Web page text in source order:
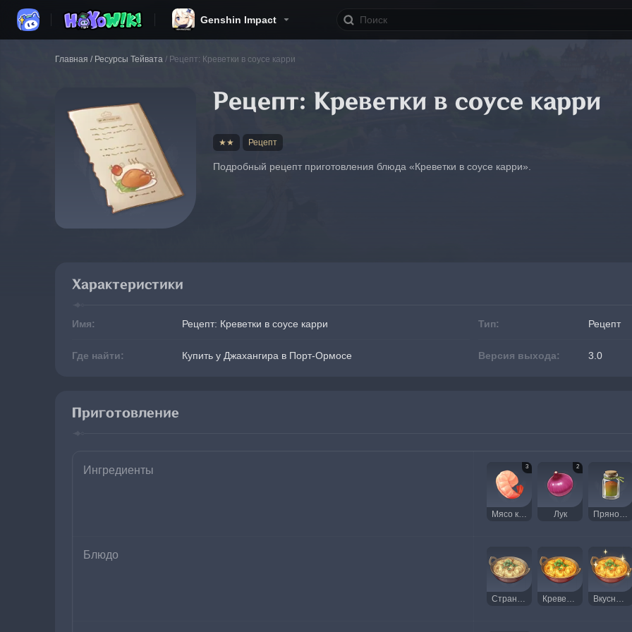
Genshin Impact
Главная / Ресурсы Тейвата / Рецепт: Креветки в соусе карри
Рецепт: Креветки в соусе карри
★★ Рецепт
Подробный рецепт приготовления блюда «Креветки в соусе карри».
Характеристики
Имя: Рецепт: Креветки в соусе карри Тип: Рецепт
Где найти: Купить у Джахангира в Порт-Ормосе Версия выхода: 3.0
Приготовление
Ингредиенты 3
Мясо креветки
2
Лук Пряность
Блюдо
Странные креветки в соусе карри Креветки в соусе карри Вкусные Креветки в соусе карри